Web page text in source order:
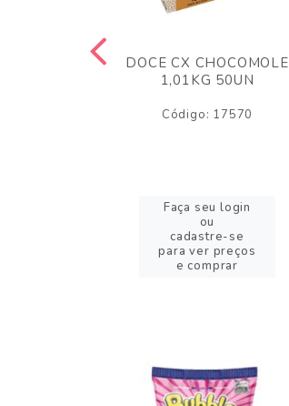
DOCE CX CHOCOMOLE
1,01KG 50UN
Código: 17570
Faça seu login
ou
cadastre-se
para ver preços
e comprar